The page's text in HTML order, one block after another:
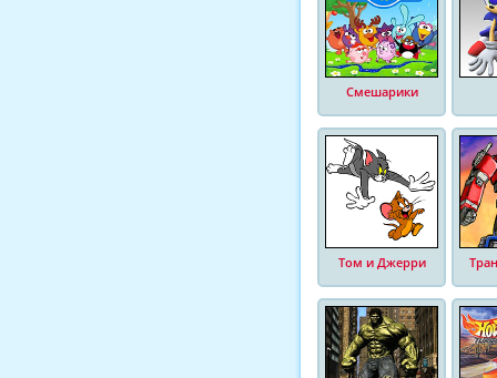
Смешарики
Том и Джерри